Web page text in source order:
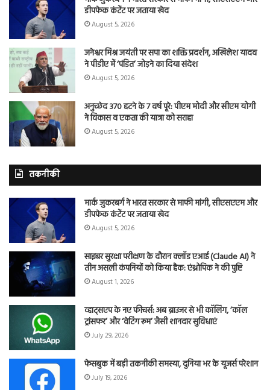
डीपफेक कंटेंट पर जताया खेद
August 5, 2026
जनेश्वर मिश्र जयंती पर सपा का शक्ति प्रदर्शन, अखिलेश यादव
ने पीडीए में ‘पंडित’ जोड़ने का दिया संदेश
August 5, 2026
अनुच्छेद 370 हटने के 7 वर्ष पूरे: पीएम मोदी और सीएम योगी
ने विकास व एकता की यात्रा को सराहा
August 5, 2026
तकनीकी
मार्क जुकरबर्ग ने भारत सरकार से माफी मांगी, सीएसएएम और
डीपफेक कंटेंट पर जताया खेद
August 5, 2026
साइबर सुरक्षा परीक्षण के दौरान क्लॉड एआई (Claude AI) ने
तीन असली कंपनियों को किया हैक: एंथ्रोपिक ने की पुष्टि
August 1, 2026
व्हाट्सएप के नए फीचर्स: अब ब्राउजर से भी कॉलिंग, ‘कॉल
ट्रांसफर’ और ‘वेटिंग रूम’ जैसी शानदार सुविधाएं
July 29, 2026
फेसबुक में बड़ी तकनीकी समस्या, दुनिया भर के यूजर्स परेशान
July 19, 2026